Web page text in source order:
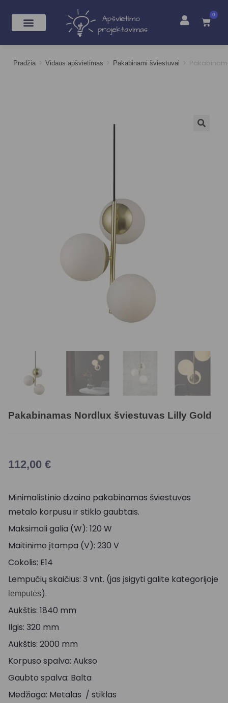
0
Pradžia > Vidaus apšvietimas > Pakabinami šviestuvai >
Pakabinamas Nordlux šviestuvas Lilly Gold
112,00 €
Minimalistinio dizaino pakabinamas šviestuvas
metalo korpusu ir stiklo gaubtais.
Maksimali galia (W): 120 W
Maitinimo įtampa (V): 230 V
Cokolis: E14
Lempučių skaičius: 3 vnt. (jas įsigyti galite kategorijoje
lemputės).
Aukštis: 1840 mm
Ilgis: 320 mm
Aukštis: 2000 mm
Korpuso spalva: Aukso
Gaubto spalva: Balta
Medžiaga: Metalas / stiklas